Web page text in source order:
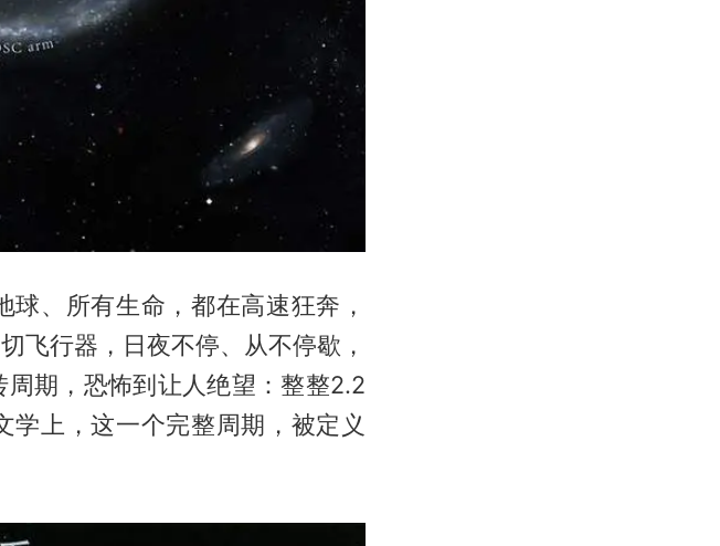
、所有生命，都在高速狂奔，
飞行器，日夜不停、从不停歇，
期，恐怖到让人绝望：整整2.2
上，这一个完整周期，被定义